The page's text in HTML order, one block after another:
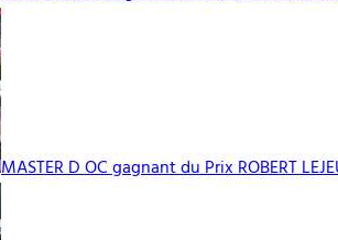
MASTER D OC gagnant du Prix ROBERT